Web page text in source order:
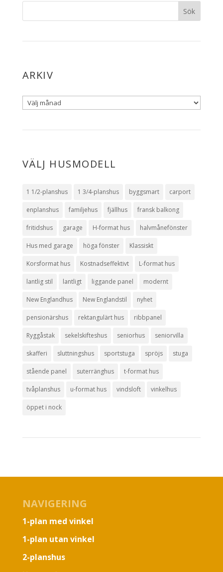
ARKIV
VÄLJ HUSMODELL
1 1/2-planshus 1 3/4-planshus byggsmart carport
enplanshus familjehus fjällhus fransk balkong
fritidshus garage H-format hus halvmånefönster
Hus med garage höga fönster Klassiskt
Korsformat hus Kostnadseffektivt L-format hus
lantlig stil lantligt liggande panel modernt
New Englandhus New Englandstil nyhet
pensionärshus rektangulärt hus ribbpanel
Ryggåstak sekelskifteshus seniorhus seniorvilla
skafferi sluttningshus sportstuga spröjs stuga
stående panel suterränghus t-format hus
tvåplanshus u-format hus vindsloft vinkelhus
öppet i nock
NAVIGERING
1-plan med vinkel
1-plan utan vinkel
2-planshus